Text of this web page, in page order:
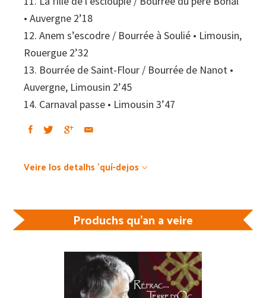
• Auvergne 2’18
12. Anem s’escodre / Bourrée à Soulié • Limousin,
Rouergue 2’32
13. Bourrée de Saint-Flour / Bourrée de Nanot •
Auvergne, Limousin 2’45
14. Carnaval passe • Limousin 3’47
Veire los detalhs 'quí-dejos
Produchs qu'an a veire